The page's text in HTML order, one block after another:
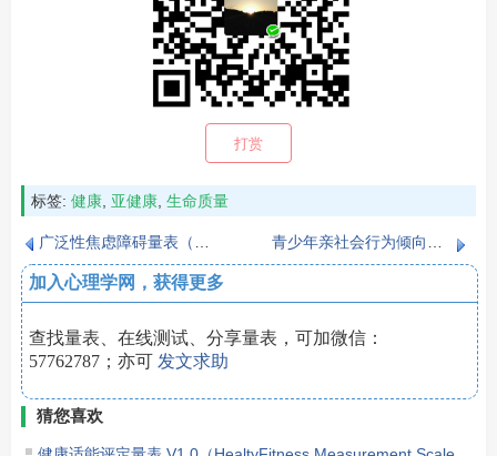
打赏
标签: 健康, 亚健康, 生命质量
加入心理学网，获得更多
查找量表、在线测试、分享量表，可加微信：
57762787；亦可 发文求助
猜您喜欢